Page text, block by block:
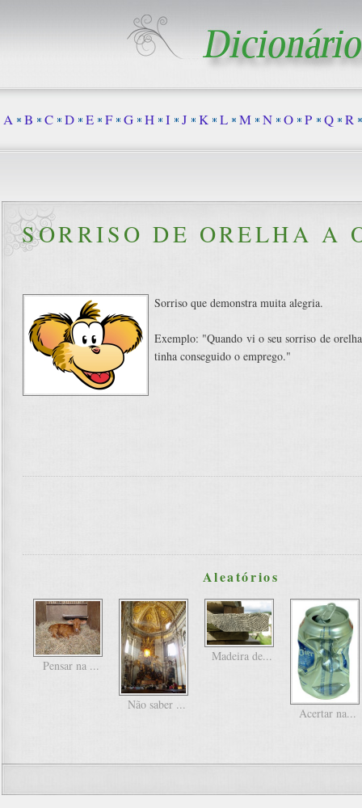
SORRISO DE ORELHA A
Sorriso que demonstra muita alegria.
Exemplo: "Quando vi o seu sorriso de
tinha conseguido o emprego."
Aleatórios
Pensar na ...
Não saber ...
Madeira de...
Acertar na...
A B C D E F G H I J K L M N O P Q R